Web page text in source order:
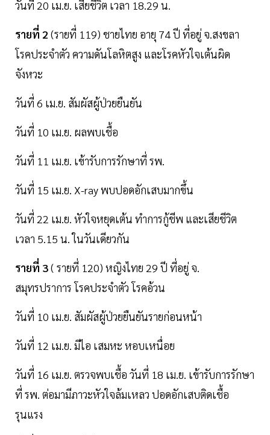
วันที่ 20 เม.ย. เสียชีวิต เวลา 18.29 น.
รายที่ 2 (รายที่ 119) ชายไทย อายุ 74 ปี ที่อยู่ จ.สงขลา
โรคประจําตัว ความดันโลหิตสูง และโรคหัวใจเต้นผิด
จังหวะ
วันที่ 6 เม.ย. สัมผัสผู้ป่วยยืนยัน
วันที่ 10 เม.ย. ผลพบเชื้อ
วันที่ 11 เม.ย. เข้ารับการรักษาที่ รพ.
วันที่ 15 เม.ย. X-ray พบปอดอักเสบมากขึ้น
วันที่ 22 เม.ย. หัวใจหยุดเต้น ทําการกู้ชีพ และเสียชีวิต
เวลา 5.15 น. ในวันเดียวกัน
รายที่ 3( รายที่ 120) หญิงไทย 29 ปี ที่อยู่ จ.
สมุทรปราการ โรคประจําตัว โรคอ้วน
วันที่ 10 เม.ย. สัมผัสผู้ป่วยยืนยันรายก่อนหน้า
วันที่ 12 เม.ย. มีไอ เสมหะ หอบเหนื่อย
วันที่ 16 เม.ย. ตรวจพบเชื้อ วันที่ 18 เม.ย. เข้ารับการรักษา
ที่ รพ. ต่อมามีภาวะหัวใจล้มเหลว ปอดอักเสบติดเชื้อ
รุนแรง